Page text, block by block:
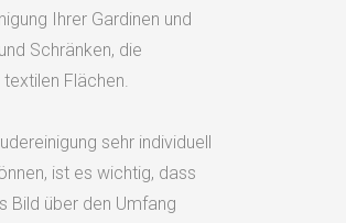
Ihrer Gardinen und
Schränken, die
Flächen.
sehr individuell
ist es wichtig, dass
Bild über den Umfang